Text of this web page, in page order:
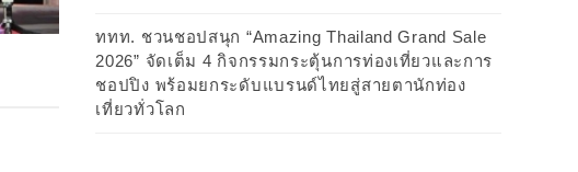
ททท. ชวนชอปสนุก “Amazing Thailand Grand Sale
2026” จัดเต็ม 4 กิจกรรมกระตุ้นการท่องเที่ยวและการ
ชอปปิง พร้อมยกระดับแบรนด์ไทยสู่สายตานักท่อง
เที่ยวทั่วโลก